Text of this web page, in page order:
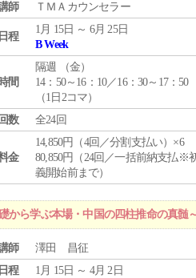
師 ＴＭＡカウンセラー
日程
1月 15日 ～ 6月 25日
B Week
間
隔週 （金）
14：50～16：10／16：30～17：50
（1日2コマ）
回数
全24回
金
14,850円（4回／分割支払い）×6
80,850円（24回／一括前納支払※
義開始前まで）
から学ぶ本場・中国の四柱推命の真髄
師
澤田 昌征
日程
1月 15日 ～ 4月 2日